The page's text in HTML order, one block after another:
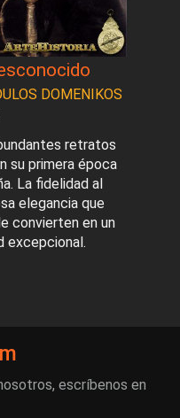
DOMENIKOS
retratos
su primera época
La fidelidad al
elegancia que
convierten en un
excepcional.
escríbenos en